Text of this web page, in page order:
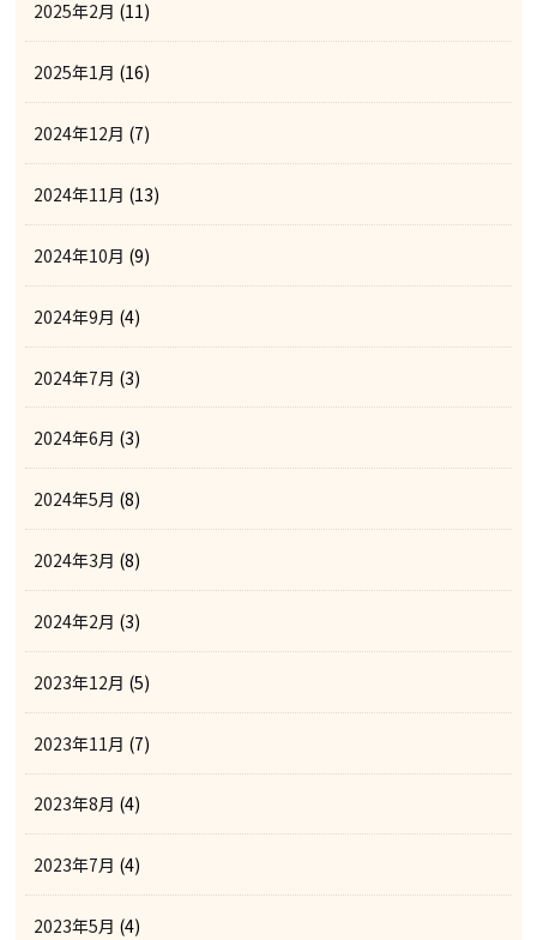
2025年2月 (11)
2025年1月 (16)
2024年12月 (7)
2024年11月 (13)
2024年10月 (9)
2024年9月 (4)
2024年7月 (3)
2024年6月 (3)
2024年5月 (8)
2024年3月 (8)
2024年2月 (3)
2023年12月 (5)
2023年11月 (7)
2023年8月 (4)
2023年7月 (4)
2023年5月 (4)